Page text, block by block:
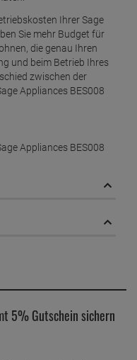
Ihrer Sage
Sie mehr Budget für
die genau Ihren
und beim Betrieb Ihres
zwischen der
Appliances BES008
Appliances BES008
5% Gutschein sichern